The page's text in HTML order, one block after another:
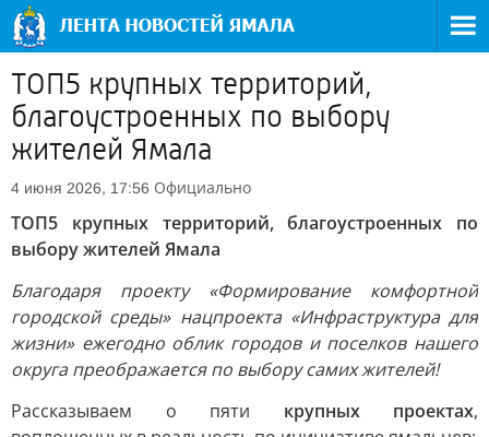
ТОП5 крупных территорий,
благоустроенных по выбору
жителей Ямала
4 июня 2026, 17:56 Официально
ТОП5 крупных территорий, благоустроенных по
выбору жителей Ямала
Благодаря проекту «Формирование комфортной
городской среды» нацпроекта «Инфраструктура для
жизни» ежегодно облик городов и поселков нашего
округа преображается по выбору самих жителей!
Рассказываем о пяти крупных проектах,